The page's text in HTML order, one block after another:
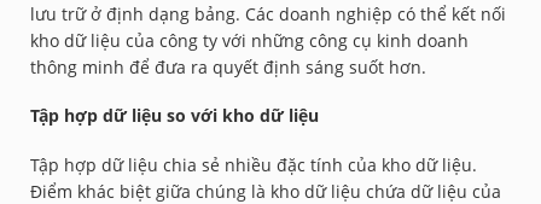
lưu trữ ở định dạng bảng. Các doanh nghiệp có thể kết nối
kho dữ liệu của công ty với những công cụ kinh doanh
thông minh để đưa ra quyết định sáng suốt hơn.
Tập hợp dữ liệu so với kho dữ liệu
Tập hợp dữ liệu chia sẻ nhiều đặc tính của kho dữ liệu.
Điểm khác biệt giữa chúng là kho dữ liệu chứa dữ liệu của